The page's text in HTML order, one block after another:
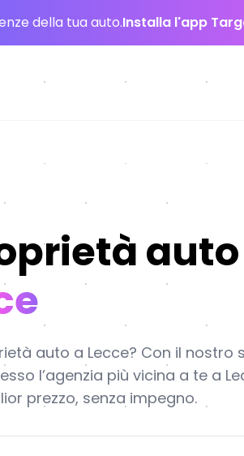
della tua auto.Installa l'app
auto a Lecce? Con il nostro
l’agenzia più vicina a te a
prezzo, senza impegno.